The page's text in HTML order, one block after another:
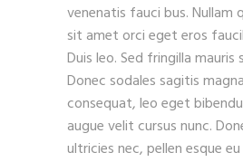
venenatis fauci bus. Nullam
sit amet orci eget eros
Duis leo. Sed fringilla
Donec sodales sagitis
consequat, leo eget
augue velit cursus nunc.
ultricies nec, pellen esque